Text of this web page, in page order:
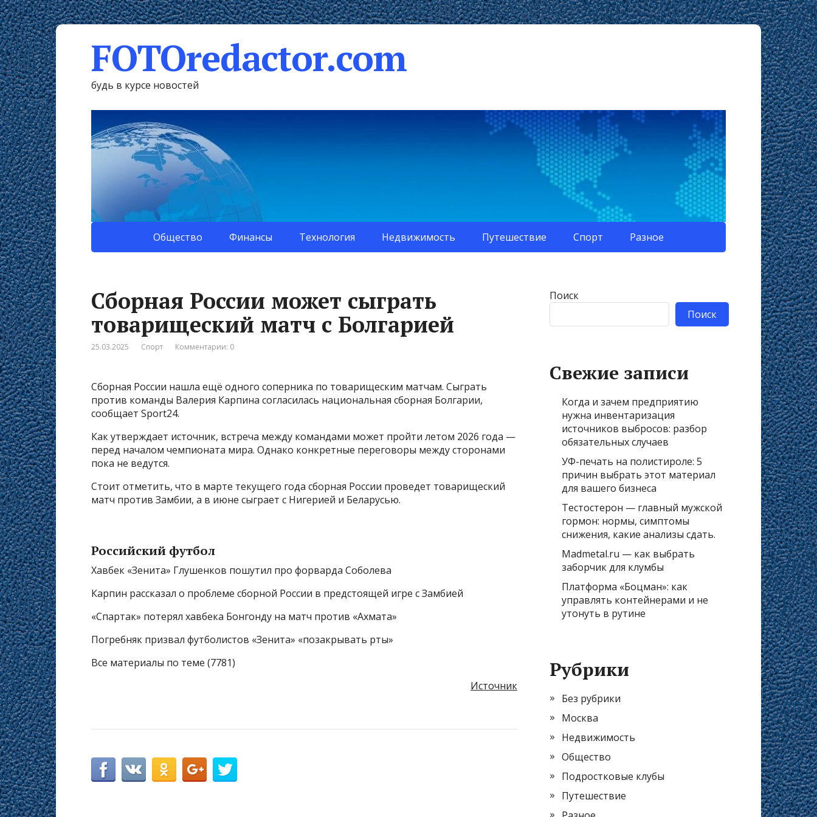
FOTOredactor.com
будь в курсе новостей
Общество Финансы Технология Недвижимость Путешествие Спорт Разное
Сборная России может сыграть
товарищеский матч с Болгарией
25.03.2025 Спорт Комментарии: 0
Сборная России нашла ещё одного соперника по товарищеским матчам. Сыграть
против команды Валерия Карпина согласилась национальная сборная Болгарии,
сообщает Sport24.
Как утверждает источник, встреча между командами может пройти летом 2026 года —
перед началом чемпионата мира. Однако конкретные переговоры между сторонами
пока не ведутся.
Стоит отметить, что в марте текущего года сборная России проведет товарищеский
матч против Замбии, а в июне сыграет с Нигерией и Беларусью.
Российский футбол
Хавбек «Зенита» Глушенков пошутил про форварда Соболева
Карпин рассказал о проблеме сборной России в предстоящей игре с Замбией
«Спартак» потерял хавбека Бонгонду на матч против «Ахмата»
Погребняк призвал футболистов «Зенита» «позакрывать рты»
Все материалы по теме (7781)
Источник
Поиск
Поиск
Свежие записи
Когда и зачем предприятию
нужна инвентаризация
источников выбросов: разбор
обязательных случаев
УФ-печать на полистироле: 5
причин выбрать этот материал
для вашего бизнеса
Тестостерон — главный мужской
гормон: нормы, симптомы
снижения, какие анализы сдать.
Madmetal.ru — как выбрать
заборчик для клумбы
Платформа «Боцман»: как
управлять контейнерами и не
утонуть в рутине
Рубрики
Без рубрики
Москва
Недвижимость
Общество
Подростковые клубы
Путешествие